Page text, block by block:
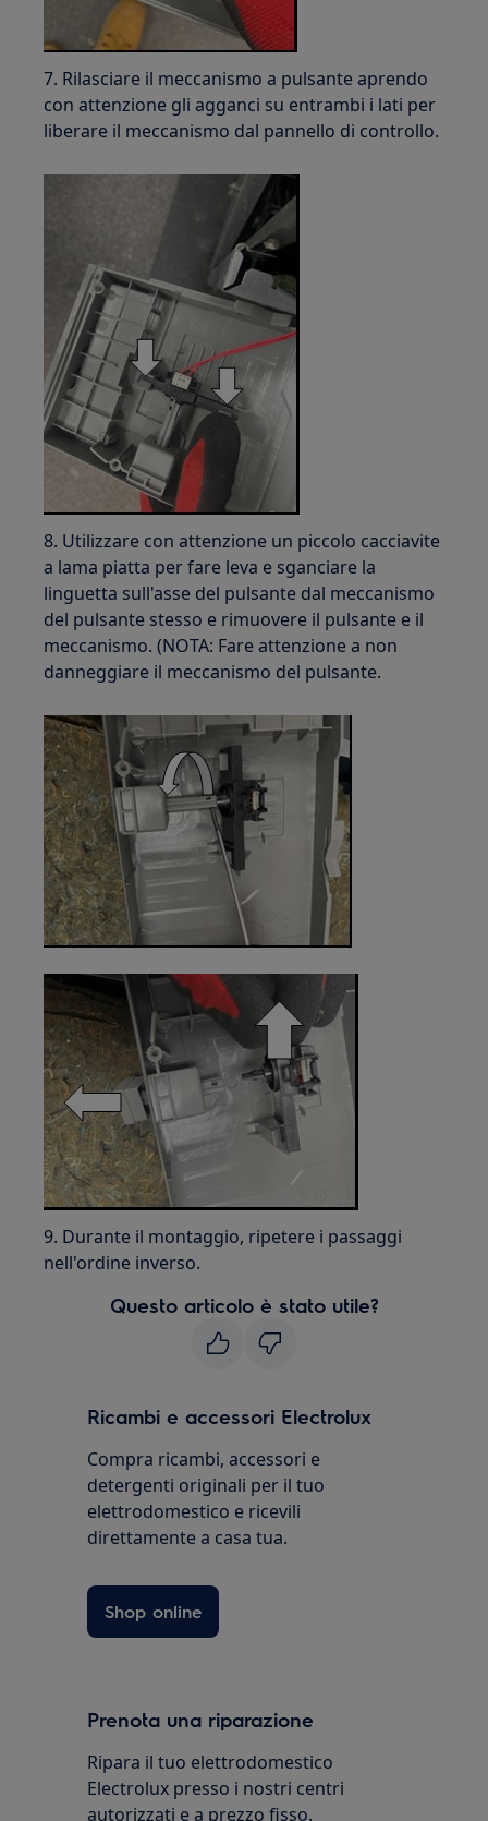
7. Rilasciare il meccanismo a pulsante aprendo
con attenzione gli agganci su entrambi i lati per
liberare il meccanismo dal pannello di controllo.
8. Utilizzare con attenzione un piccolo cacciavite
a lama piatta per fare leva e sganciare la
linguetta sull'asse del pulsante dal meccanismo
del pulsante stesso e rimuovere il pulsante e il
meccanismo. (NOTA: Fare attenzione a non
danneggiare il meccanismo del pulsante.
9. Durante il montaggio, ripetere i passaggi
nell'ordine inverso.
Questo articolo è stato utile?
Ricambi e accessori Electrolux
Compra ricambi, accessori e
detergenti originali per il tuo
elettrodomestico e ricevili
direttamente a casa tua.
Shop online
Prenota una riparazione
Ripara il tuo elettrodomestico
Electrolux presso i nostri centri
autorizzati e a prezzo fisso.